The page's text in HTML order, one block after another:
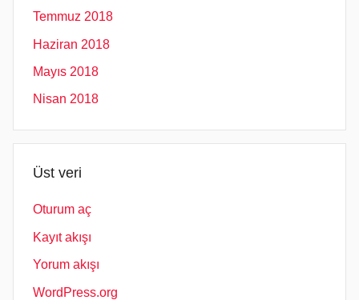
Temmuz 2018
Haziran 2018
Mayıs 2018
Nisan 2018
Üst veri
Oturum aç
Kayıt akışı
Yorum akışı
WordPress.org